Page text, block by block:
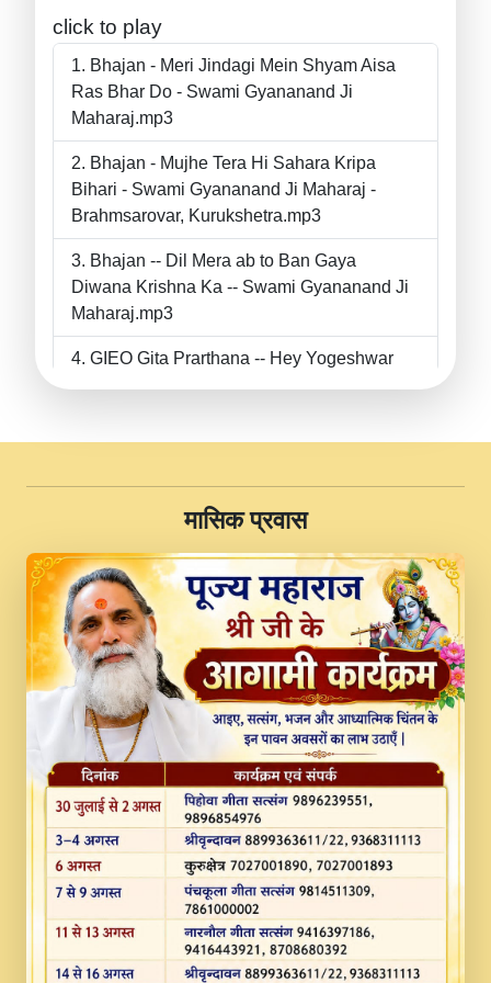
click to play
Bhajan - Meri Jindagi Mein Shyam Aisa
Ras Bhar Do - Swami Gyananand Ji
Maharaj.mp3
Bhajan - Mujhe Tera Hi Sahara Kripa
Bihari - Swami Gyananand Ji Maharaj -
Brahmsarovar, Kurukshetra.mp3
Bhajan -- Dil Mera ab to Ban Gaya
Diwana Krishna Ka -- Swami Gyananand Ji
Maharaj.mp3
GIEO Gita Prarthana -- Hey Yogeshwar
II Swami Gyananand Ji Maharaj.mp3
JINU SATGURU AAP BULAVE by Rasik
Pawan ji 20-11-19 Sankirtan At VEER JI
PRABHU KUTEER CHANNEL.mp3
Kina Sohna Tera Bhawan Sajaya Mata
Vaishno Devi Aarti Mata Rani Bhajan By
Lakhwinder Wadali Ji.mp3
MERE MANN VICH KANTH KALER
NEW PUNAJBI DEVOTIONAL SONG 2017
FULL VIDEO HD.mp3
Na To Roop Hai Bindu Ji Maharaj Pad - A
Divine Bhajan by Shri Indresh Ji
#BhaktiPath.mp3
Radha Rani Ki Kirpa Best Devotional
Song By Chitra Vichitra.mp3
​मासिक प्रवास